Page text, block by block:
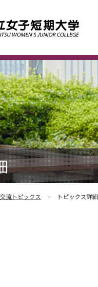
流トピックス トピックス詳細